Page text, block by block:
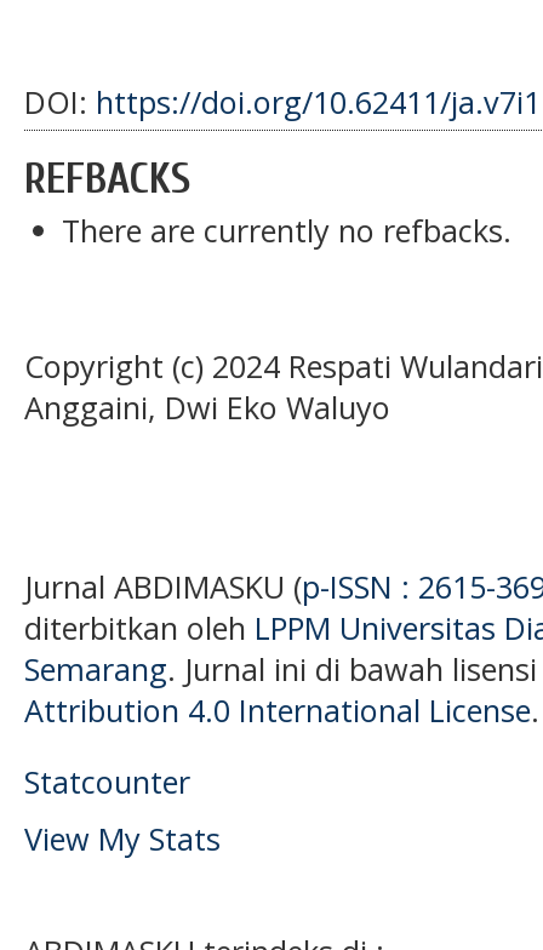
DOI: https://doi.org/10.62411/
REFBACKS
There are currently no refbacks.
Copyright (c) 2024 Respati
Anggaini, Dwi Eko Waluyo
Jurnal ABDIMASKU (p-ISSN : 2615-
diterbitkan oleh LPPM Universitas
Semarang. Jurnal ini di bawah
Attribution 4.0 International License.
Statcounter
View My Stats